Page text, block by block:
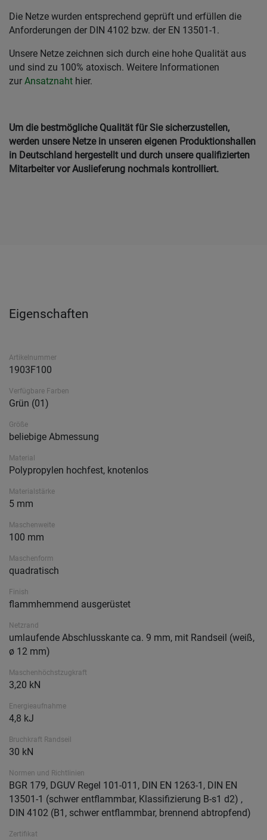
Die Netze wurden entsprechend geprüft und erfüllen die
Anforderungen der DIN 4102 bzw. der EN 13501-1.
Unsere Netze zeichnen sich durch eine hohe Qualität aus
und sind zu 100% atoxisch. Weitere Informationen
zur Ansatznaht hier.
Um die bestmögliche Qualität für Sie sicherzustellen,
werden unsere Netze in unseren eigenen Produktionshallen
in Deutschland hergestellt und durch unsere qualifizierten
Mitarbeiter vor Auslieferung nochmals kontrolliert.
Eigenschaften
Artikelnummer
1903F100
Verfügbare Farben
Grün (01)
Größe
beliebige Abmessung
Material
Polypropylen hochfest, knotenlos
Materialstärke
5 mm
Maschenweite
100 mm
Maschenform
quadratisch
Finish
flammhemmend ausgerüstet
Netzrand
umlaufende Abschlusskante ca. 9 mm, mit Randseil (weiß,
ø 12 mm)
Maschenhöchstzugkraft
3,20 kN
Energieaufnahme
4,8 kJ
Bruchkraft Randseil
30 kN
Normen und Richtlinien
BGR 179, DGUV Regel 101-011, DIN EN 1263-1, DIN EN
13501-1 (schwer entflammbar, Klassifizierung B-s1 d2) ,
DIN 4102 (B1, schwer entflammbar, brennend abtropfend)
Zertifikat